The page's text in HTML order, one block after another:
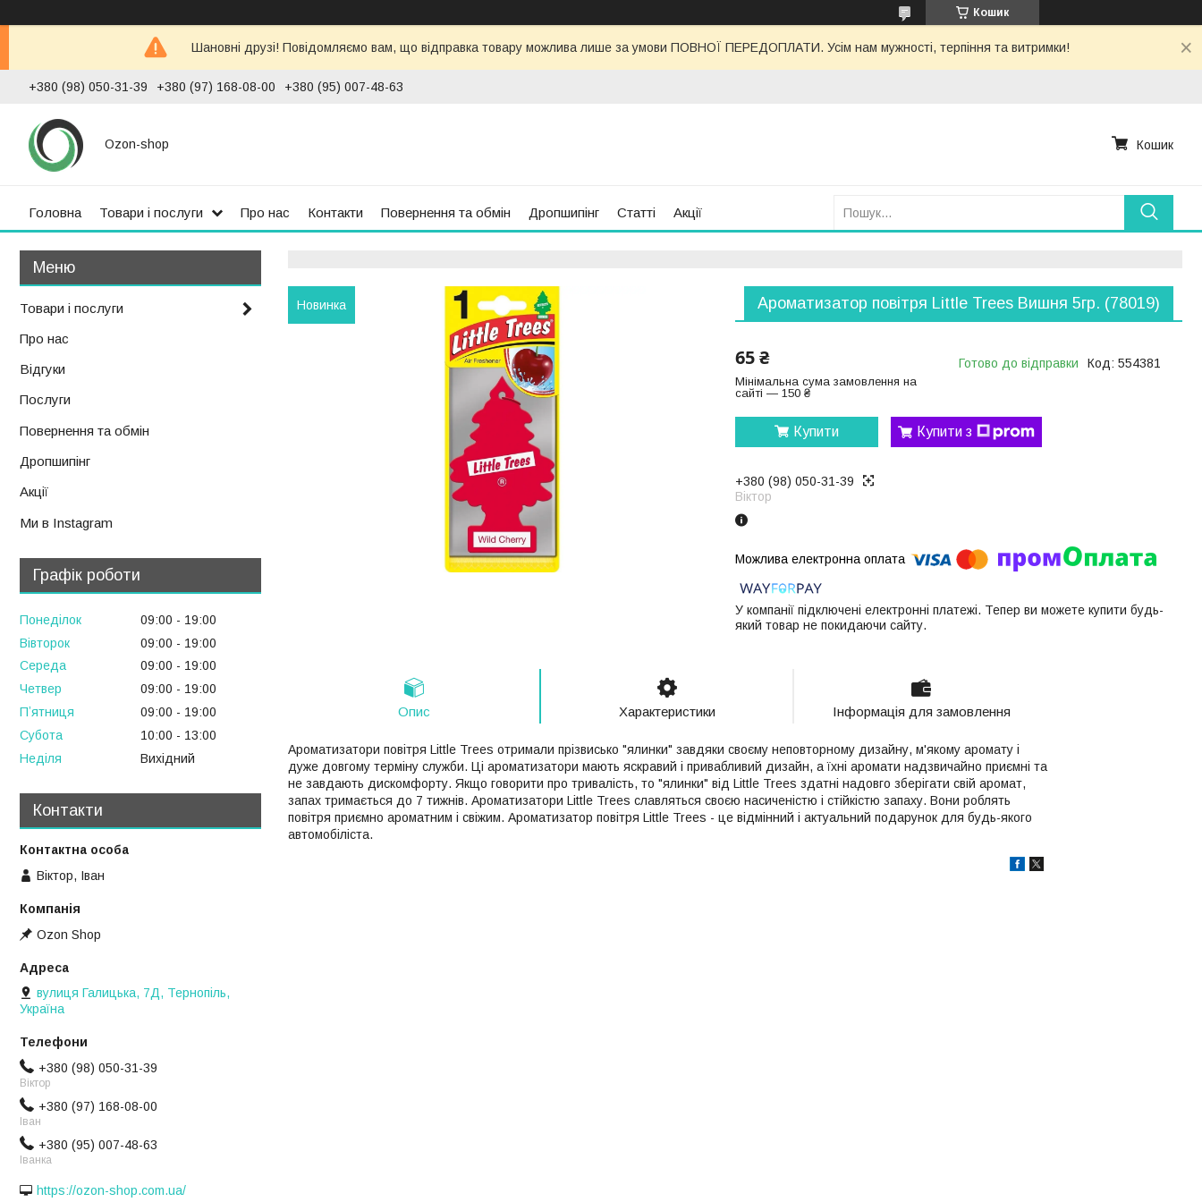
Кошик
Шановні друзі! Повідомляємо вам, що відправка товару можлива лише за умови ПОВНОЇ ПЕРЕДОПЛАТИ. Усім нам мужності, терпіння та витримки!
+380 (98) 050-31-39 +380 (97) 168-08-00 +380 (95) 007-48-63
Ozon-shop Кошик
Головна Товари і послуги Про нас Контакти Повернення та обмін Дропшипінг Статті Акції
Новинка Ароматизатор повітря Little Trees Вишня 5гр. (78019)
65 ₴
Мінімальна сума замовлення на
сайті — 150 ₴
Готово до відправки Код: 554381
Купити Купити з
+380 (98) 050-31-39
Віктор
У компанії підключені електронні платежі. Тепер ви можете купити будь-
який товар не покидаючи сайту.
Опис Характеристики Інформація для замовлення
Ароматизатори повітря Little Trees отримали прізвисько "ялинки" завдяки своєму неповторному дизайну, м'якому аромату і
дуже довгому терміну служби. Ці ароматизатори мають яскравий і привабливий дизайн, а їхні аромати надзвичайно приємні та
не завдають дискомфорту. Якщо говорити про тривалість, то "ялинки" від Little Trees здатні надовго зберігати свій аромат,
запах тримається до 7 тижнів. Ароматизатори Little Trees славляться своєю насиченістю і стійкістю запаху. Вони роблять
повітря приємно ароматним і свіжим. Ароматизатор повітря Little Trees - це відмінний і актуальний подарунок для будь-якого
автомобіліста.
Товари і послуги
Про нас
Відгуки
Послуги
Повернення та обмін
Дропшипінг
Акції
Ми в Instagram
Графік роботи
Понеділок 09:00
19:00
Вівторок
09:00
19:00
Середа
09:00
19:00
Четвер
09:00
19:00
Пʼятниця
09:00
19:00
Субота
10:00
13:00
Неділя
Вихідний
Контакти
Віктор, Іван
Ozon Shop
вулиця Галицька, 7Д, Тернопіль,
Україна
+380 (98) 050-31-39
Віктор
+380 (97) 168-08-00
Іван
+380 (95) 007-48-63
Іванка
https://ozon-shop.com.ua/